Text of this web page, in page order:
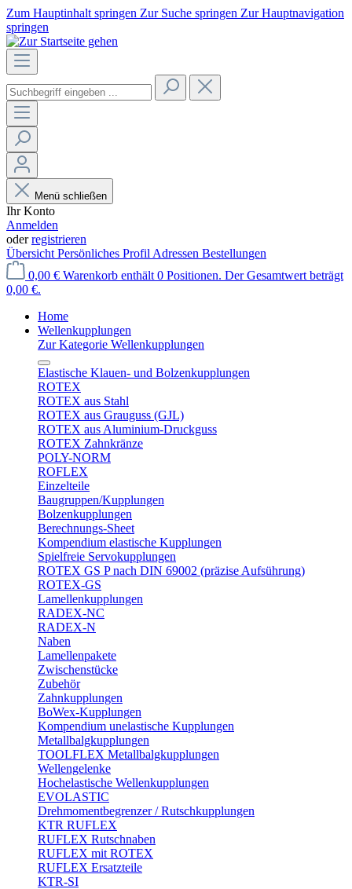
Zum Hauptinhalt springen Zur Suche springen Zur Hauptnavigation
springen
Menü schließen
Ihr Konto
Anmelden
oderregistrieren
Übersicht Persönliches Profil Adressen Bestellungen
0,00 € Warenkorb enthält 0 Positionen. Der Gesamtwert beträgt
0,00 €.
Home
Wellenkupplungen
Zur Kategorie Wellenkupplungen
Elastische Klauen- und Bolzenkupplungen
ROTEX
ROTEX aus Stahl
ROTEX aus Grauguss (GJL)
ROTEX aus Aluminium-Druckguss
ROTEX Zahnkränze
POLY-NORM
ROFLEX
Einzelteile
Baugruppen/Kupplungen
Bolzenkupplungen
Berechnungs-Sheet
Kompendium elastische Kupplungen
Spielfreie Servokupplungen
ROTEX GS P nach DIN 69002 (präzise Aufsührung)
ROTEX-GS
Lamellenkupplungen
RADEX-NC
RADEX-N
Naben
Lamellenpakete
Zwischenstücke
Zubehör
Zahnkupplungen
BoWex-Kupplungen
Kompendium unelastische Kupplungen
Metallbalgkupplungen
TOOLFLEX Metallbalgkupplungen
Wellengelenke
Hochelastische Wellenkupplungen
EVOLASTIC
Drehmomentbegrenzer / Rutschkupplungen
KTR RUFLEX
RUFLEX Rutschnaben
RUFLEX mit ROTEX
RUFLEX Ersatzteile
KTR-SI